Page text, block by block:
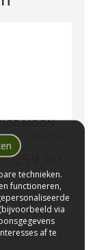
MOON -
259,00
technieken.
functioneren,
via
af te